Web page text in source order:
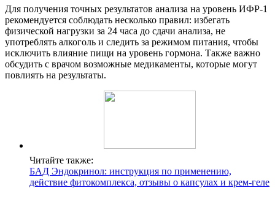
Для получения точных результатов анализа на уровень ИФР-1
рекомендуется соблюдать несколько правил: избегать
физической нагрузки за 24 часа до сдачи анализа, не
употреблять алкоголь и следить за режимом питания, чтобы
исключить влияние пищи на уровень гормона. Также важно
обсудить с врачом возможные медикаменты, которые могут
повлиять на результаты.
Читайте также:
БАД Эндокринол: инструкция по применению,
действие фитокомплекса, отзывы о капсулах и крем-геле